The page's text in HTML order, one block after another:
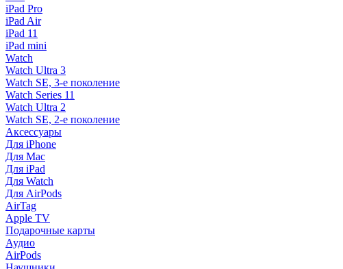
iPad Pro
iPad Air
iPad 11
iPad mini
Watch
Watch Ultra 3
Watch SE, 3-е поколение
Watch Series 11
Watch Ultra 2
Watch SE, 2-е поколение
Аксессуары
Для iPhone
Для Mac
Для iPad
Для Watch
Для AirPods
AirTag
Apple TV
Подарочные карты
Аудио
AirPods